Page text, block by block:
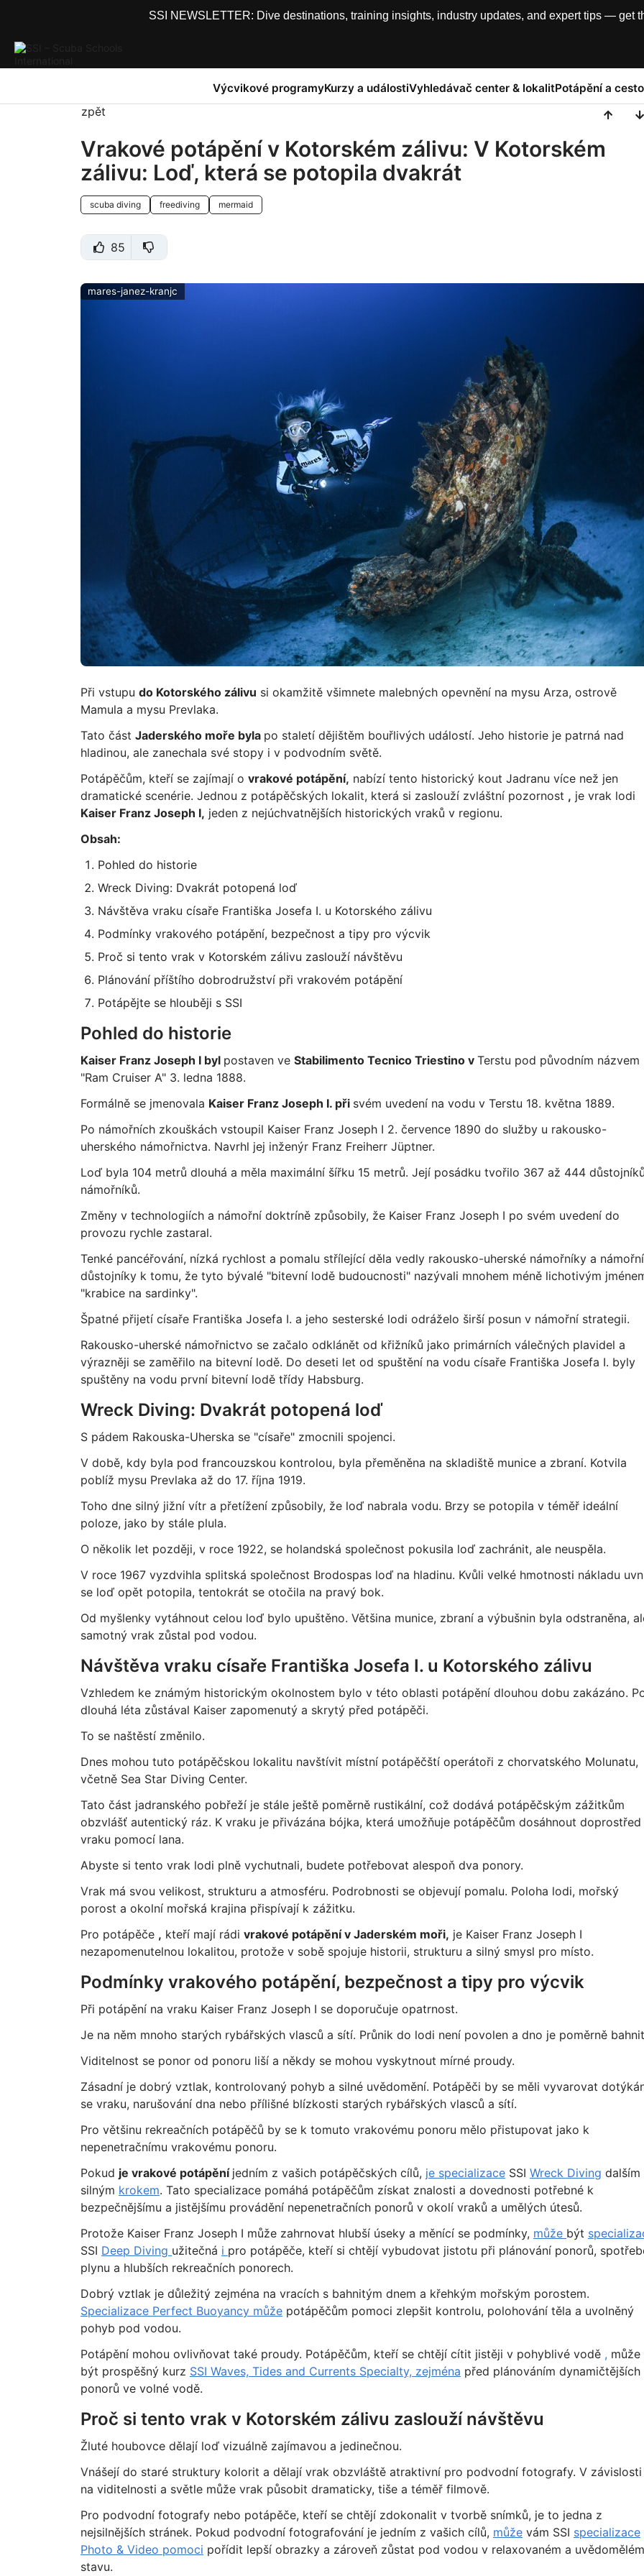
SSI NEWSLETTER: Dive destinations, training insights, industry updates, and expert tips — get
Výcvikové programyKurzy a událostiVyhledávač center & lokalitPotápění a
zpět
Vrakové potápění v Kotorském zálivu: V Kotorském
zálivu: Loď, která se potopila dvakrát
scuba diving freediving mermaid
85
mares-janez-kranjc
Při vstupu do Kotorského zálivu si okamžitě všimnete malebných opevnění na mysu Arza, ostrově
Mamula a mysu Prevlaka.
Tato část Jaderského moře byla po staletí dějištěm bouřlivých událostí. Jeho historie je patrná nad
hladinou, ale zanechala své stopy i v podvodním světě.
Potápěčům, kteří se zajímají o vrakové potápění, nabízí tento historický kout Jadranu více než jen
dramatické scenérie. Jednou z potápěčských lokalit, která si zaslouží zvláštní pozornost , je vrak lodi
Kaiser Franz Joseph I, jeden z nejúchvatnějších historických vraků v regionu.
Obsah:
Pohled do historie
Wreck Diving: Dvakrát potopená loď
Návštěva vraku císaře Františka Josefa I. u Kotorského zálivu
Podmínky vrakového potápění, bezpečnost a tipy pro výcvik
Proč si tento vrak v Kotorském zálivu zaslouží návštěvu
Plánování příštího dobrodružství při vrakovém potápění
Potápějte se hlouběji s SSI
Pohled do historie
Kaiser Franz Joseph I byl postaven ve Stabilimento Tecnico Triestino v Terstu pod původním názvem
"Ram Cruiser A" 3. ledna 1888.
Formálně se jmenovala Kaiser Franz Joseph I. při svém uvedení na vodu v Terstu 18. května 1889.
Po námořních zkouškách vstoupil Kaiser Franz Joseph I 2. července 1890 do služby u rakousko-
uherského námořnictva. Navrhl jej inženýr Franz Freiherr Jüptner.
Loď byla 104 metrů dlouhá a měla maximální šířku 15 metrů. Její posádku tvořilo 367 až 444
námořníků.
Změny v technologiích a námořní doktríně způsobily, že Kaiser Franz Joseph I po svém uvedení do
provozu rychle zastaral.
Tenké pancéřování, nízká rychlost a pomalu střílející děla vedly rakousko-uherské námořníky a námořní
důstojníky k tomu, že tyto bývalé "bitevní lodě budoucnosti" nazývali mnohem méně lichotivým
"krabice na sardinky".
Špatné přijetí císaře Františka Josefa I. a jeho sesterské lodi odráželo širší posun v námořní strategii.
Rakousko-uherské námořnictvo se začalo odklánět od křižníků jako primárních válečných plavidel a
výrazněji se zaměřilo na bitevní lodě. Do deseti let od spuštění na vodu císaře Františka Josefa I. byly
spuštěny na vodu první bitevní lodě třídy Habsburg.
Wreck Diving: Dvakrát potopená loď
S pádem Rakouska-Uherska se "císaře" zmocnili spojenci.
V době, kdy byla pod francouzskou kontrolou, byla přeměněna na skladiště munice a zbraní. Kotvila
poblíž mysu Prevlaka až do 17. října 1919.
Toho dne silný jižní vítr a přetížení způsobily, že loď nabrala vodu. Brzy se potopila v téměř ideální
poloze, jako by stále plula.
O několik let později, v roce 1922, se holandská společnost pokusila loď zachránit, ale neuspěla.
V roce 1967 vyzdvihla splitská společnost Brodospas loď na hladinu. Kvůli velké hmotnosti nákladu
se loď opět potopila, tentokrát se otočila na pravý bok.
Od myšlenky vytáhnout celou loď bylo upuštěno. Většina munice, zbraní a výbušnin byla odstraněna,
samotný vrak zůstal pod vodou.
Návštěva vraku císaře Františka Josefa I. u Kotorského zálivu
Vzhledem ke známým historickým okolnostem bylo v této oblasti potápění dlouhou dobu zakázáno.
dlouhá léta zůstával Kaiser zapomenutý a skrytý před potápěči.
To se naštěstí změnilo.
Dnes mohou tuto potápěčskou lokalitu navštívit místní potápěčští operátoři z chorvatského Molunatu,
včetně Sea Star Diving Center.
Tato část jadranského pobřeží je stále ještě poměrně rustikální, což dodává potápěčským zážitkům
obzvlášť autentický ráz. K vraku je přivázána bójka, která umožňuje potápěčům dosáhnout doprostřed
vraku pomocí lana.
Abyste si tento vrak lodi plně vychutnali, budete potřebovat alespoň dva ponory.
Vrak má svou velikost, strukturu a atmosféru. Podrobnosti se objevují pomalu. Poloha lodi, mořský
porost a okolní mořská krajina přispívají k zážitku.
Pro potápěče , kteří mají rádi vrakové potápění v Jaderském moři, je Kaiser Franz Joseph I
nezapomenutelnou lokalitou, protože v sobě spojuje historii, strukturu a silný smysl pro místo.
Podmínky vrakového potápění, bezpečnost a tipy pro výcvik
Při potápění na vraku Kaiser Franz Joseph I se doporučuje opatrnost.
Je na něm mnoho starých rybářských vlasců a sítí. Průnik do lodi není povolen a dno je poměrně
Viditelnost se ponor od ponoru liší a někdy se mohou vyskytnout mírné proudy.
Zásadní je dobrý vztlak, kontrolovaný pohyb a silné uvědomění. Potápěči by se měli vyvarovat
se vraku, narušování dna nebo přílišné blízkosti starých rybářských vlasců a sítí.
Pro většinu rekreačních potápěčů by se k tomuto vrakovému ponoru mělo přistupovat jako k
nepenetračnímu vrakovému ponoru.
Pokud je vrakové potápění jedním z vašich potápěčských cílů, je specializaceSSI Wreck Diving dalším
silným krokem. Tato specializace pomáhá potápěčům získat znalosti a dovednosti potřebné k
bezpečnějšímu a jistějšímu provádění nepenetračních ponorů v okolí vraků a umělých útesů.
Protože Kaiser Franz Joseph I může zahrnovat hlubší úseky a měnící se podmínky, může být
SSI Deep Diving užitečná i pro potápěče, kteří si chtějí vybudovat jistotu při plánování ponorů,
plynu a hlubších rekreačních ponorech.
Dobrý vztlak je důležitý zejména na vracích s bahnitým dnem a křehkým mořským porostem.
Specializace Perfect Buoyancy můžepotápěčům pomoci zlepšit kontrolu, polohování těla a uvolněný
pohyb pod vodou.
Potápění mohou ovlivňovat také proudy. Potápěčům, kteří se chtějí cítit jistěji v pohyblivé vodě , může
být prospěšný kurz SSI Waves, Tides and Currents Specialty, zejména před plánováním dynamičtějších
ponorů ve volné vodě.
Proč si tento vrak v Kotorském zálivu zaslouží návštěvu
Žluté houbovce dělají loď vizuálně zajímavou a jedinečnou.
Vnášejí do staré struktury kolorit a dělají vrak obzvláště atraktivní pro podvodní fotografy. V závislosti
na viditelnosti a světle může vrak působit dramaticky, tiše a téměř filmově.
Pro podvodní fotografy nebo potápěče, kteří se chtějí zdokonalit v tvorbě snímků, je to jedna z
nejsilnějších stránek. Pokud podvodní fotografování je jedním z vašich cílů, můževám SSI specializace
Photo & Video pomoci pořídit lepší obrazky a zároveň zůstat pod vodou v relaxovaném a uvědomělém
stavu.